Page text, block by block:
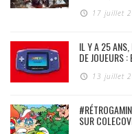
17 juillet
IL Y A 25 ANS,
DE JOUEURS
13 juillet
SUR